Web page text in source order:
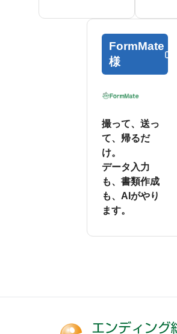
FormMate
様
撮って、送っ
て、帰るだ
け。
データ入力
も、書類作成
も、AIがやり
ます。